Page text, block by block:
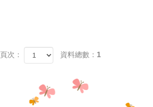
頁次： 資料總數：1